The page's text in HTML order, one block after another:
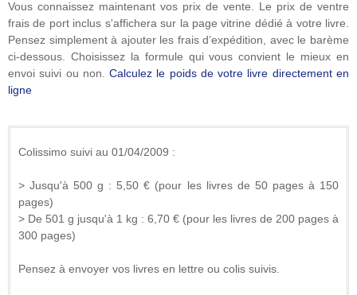
Vous connaissez maintenant vos prix de vente. Le prix de ventre
frais de port inclus s'affichera sur la page vitrine dédié à votre livre.
Pensez simplement à ajouter les frais d’expédition, avec le barème
ci-dessous. Choisissez la formule qui vous convient le mieux en
envoi suivi ou non.Calculez le poids de votre livre directement en
ligne
Colissimo suivi au 01/04/2009 :
> Jusqu'à 500 g : 5,50 € (pour les livres de 50 pages à 150
pages)
> De 501 g jusqu'à 1 kg : 6,70 € (pour les livres de 200 pages à
300 pages)
Pensez à envoyer vos livres en lettre ou colis suivis.